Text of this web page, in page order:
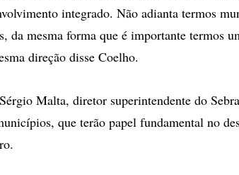
integrado. Não adianta termos
da mesma forma que é importante termos
direção disse Coelho.
Malta, diretor superintendente do
que terão papel fundamental no